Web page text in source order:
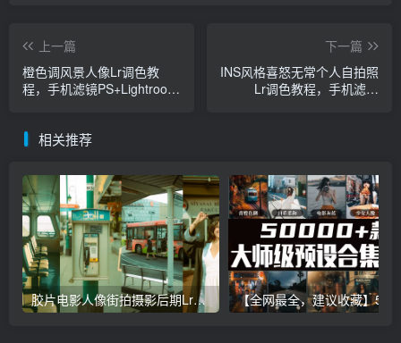
上一篇
橙色调风景人像Lr调色教
程，手机滤镜PS+Lightroom
下一篇
INS风格喜怒无常个人自拍照
Lr调色教程，手机滤镜
相关推荐
胶片电影人像街拍摄影后期Lr调色教程，手机滤镜PS+Lightroom预设下载！